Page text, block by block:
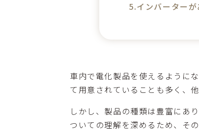
インバーター
車内で電化製品を使えるように
て用意されていることも多く、
しかし、製品の種類は豊富にあ
ついての理解を深めるため、そ